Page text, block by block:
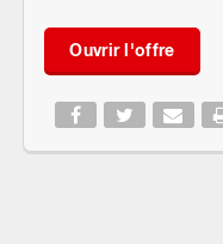
Ouvrir l'offre